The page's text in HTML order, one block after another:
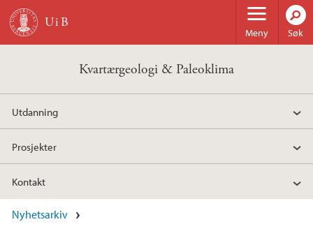
Hopp til hovedinnhold
Meny Søk
Kvartærgeologi & Paleoklima
Utdanning
Prosjekter
Kontakt
Nyhetsarkiv